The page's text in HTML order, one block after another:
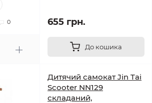
0 655 грн.
До кошика
Дитячий самокат Jin Tai
Scooter NN129
складаний,